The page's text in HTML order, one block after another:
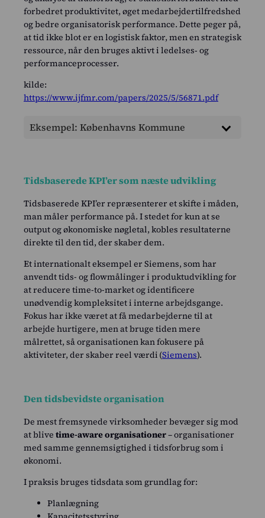
forbedret produktivitet, øget medarbejdertilfredshed
og bedre organisatorisk performance. Dette peger på,
at tid ikke blot er en logistisk faktor, men en strategisk
ressource, når den bruges aktivt i ledelses‑ og
performanceprocesser.
kilde:
https://www.ijfmr.com/papers/2025/5/56871.pdf
Eksempel: Københavns Kommune
tidsregistreringssystem, der samler ca. 15
løsning, så både medarbejdere og ledere får ét
sted at registrere arbejdstid, ferie og fravær.
Formålet med det nye system er ikke kun at
efterleve nye krav til arbejds­tidsregistrering, men
også at give ledere bedre overblik over, hvordan
arbejdstid faktisk bruges, herunder tid brugt på
projekter, koordinering og administration, i stedet
for at tiden ligger spredt i forskellige lokale
løsninger.
Manglende synlighed over tidsforbruget har
tidligere betydet, at flaskehalse først blev opdaget,
når deadlines var overskredet, fordi tid brugt på
Kilde:Nyt fælles tidsregistreringssystem i
Københavns Kommune (PDF)
Tidsbaserede KPI’er som næste udvikling
Tidsbaserede KPI’er repræsenterer et skifte i måden,
man måler performance på. I stedet for kun at se
output og økonomiske nøgletal, kobles resultaterne
direkte til den tid, der skaber dem.
Et internationalt eksempel er Siemens, som har
anvendt tids- og flowmålinger i produktudvikling for
at reducere time-to-market og identificere
unødvendig kompleksitet i interne arbejdsgange.
Fokus har ikke været at få medarbejderne til at
arbejde hurtigere, men at bruge tiden mere
målrettet, så organisationen kan fokusere på
aktiviteter, der skaber reel værdi (Siemens).
Den tidsbevidste organisation
De mest fremsynede virksomheder bevæger sig mod
at blive time-aware organisationer– organisationer
med samme gennemsigtighed i tidsforbrug som i
økonomi.
I praksis bruges tidsdata som grundlag for:
Planlægning